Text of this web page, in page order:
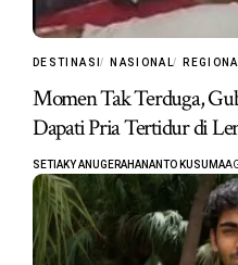
DESTINASI NASIONAL
Momen Tak Terduga,
Dapati Pria Tertidur di
SETIAKY ANUGERAHANANTO KUSUMA